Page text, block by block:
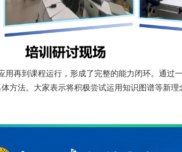
用再到课程运行，形成了完整的能力闭环。通过
方法。大家表示将积极尝试运用知识图谱等新